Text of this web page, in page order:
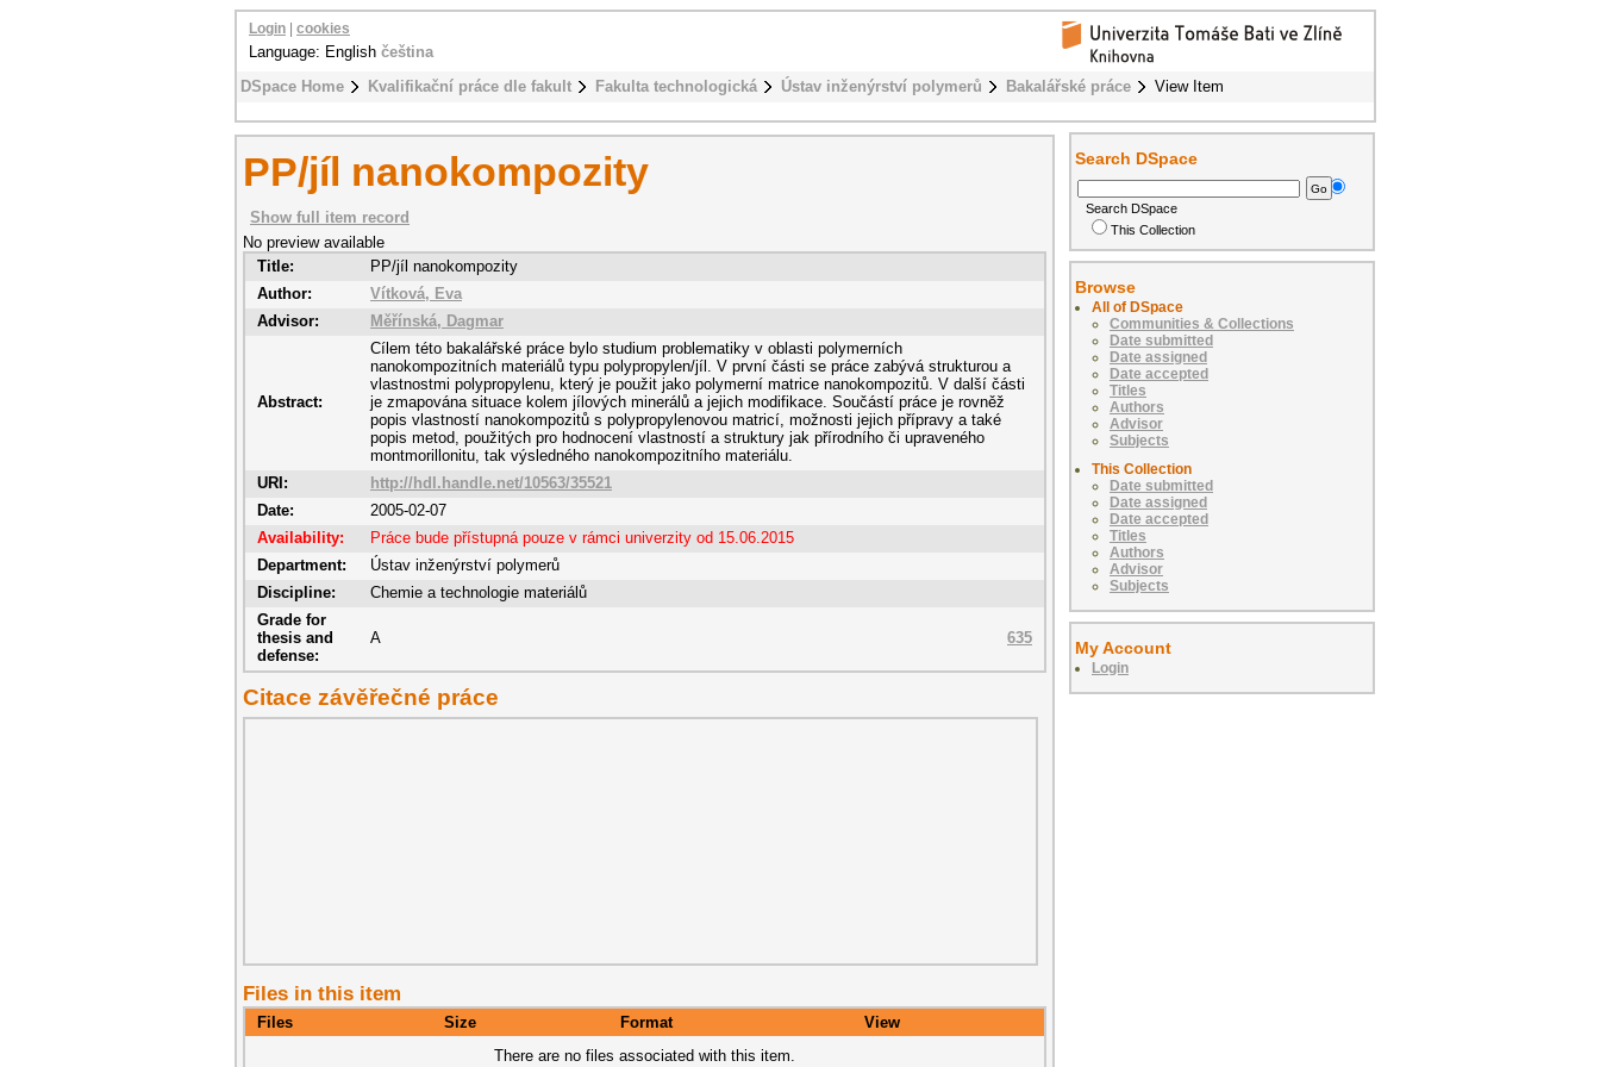
DSpace Home Kvalifikační práce dle fakult Fakulta technologická Ústav inženýrství polymerů Bakalářské práce View Item
Login cookies
Language: English čeština
PP/jíl nanokompozity
Show full item record
No preview available
Title:
PP/jíl nanokompozity
Author:
Vítková, Eva
Advisor:
Měřínská, Dagmar
Abstract:
Cílem této bakalářské práce bylo studium problematiky v oblasti polymerních
nanokompozitních materiálů typu polypropylen/jíl. V první části se práce zabývá strukturou a
vlastnostmi polypropylenu, který je použit jako polymerní matrice nanokompozitů. V další části
je zmapována situace kolem jílových minerálů a jejich modifikace. Součástí práce je rovněž
popis vlastností nanokompozitů s polypropylenovou matricí, možnosti jejich přípravy a také
popis metod, použitých pro hodnocení vlastností a struktury jak přírodního či upraveného
montmorillonitu, tak výsledného nanokompozitního materiálu.
URI:
http://hdl.handle.net/10563/35521
Date:
2005-02-07
Availability:
Práce bude přístupná pouze v rámci univerzity od 15.06.2015
Department:
Ústav inženýrství polymerů
Discipline:
Chemie a technologie materiálů
Grade for
thesis and
defense:
A 635
Citace závěřečné práce
Files in this item
Files Size Format
View
There are no files associated with this item.
Search DSpace
Search DSpace
This Collection
Browse
All of DSpace
Communities & Collections
Date submitted
Date assigned
Date accepted
Titles
Authors
Advisor
Subjects
This Collection
Date submitted
Date assigned
Date accepted
Titles
Authors
Advisor
Subjects
My Account
Login